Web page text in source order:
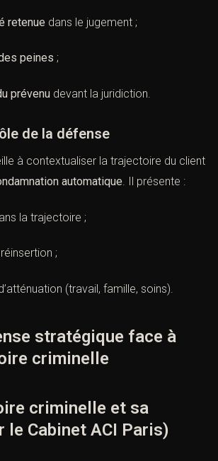
retenue dans le jugement ;
peines ;
prévenu devant la juridiction.
de la défense
à contextualiser la trajectoire du client
automatique. Il présente :
la trajectoire ;
;
(travail, famille, soins).
stratégique face à
criminelle
criminelle et sa
le Cabinet ACI Paris)